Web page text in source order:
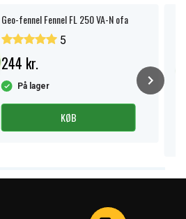
Geo-fennel Fennel FL 250 VA-N ofa
5
244 kr.
På lager
KØB